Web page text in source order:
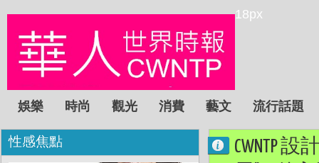
18px
娛樂 時尚 觀光 消費 藝文 流行話題
CWNTP
性感焦點